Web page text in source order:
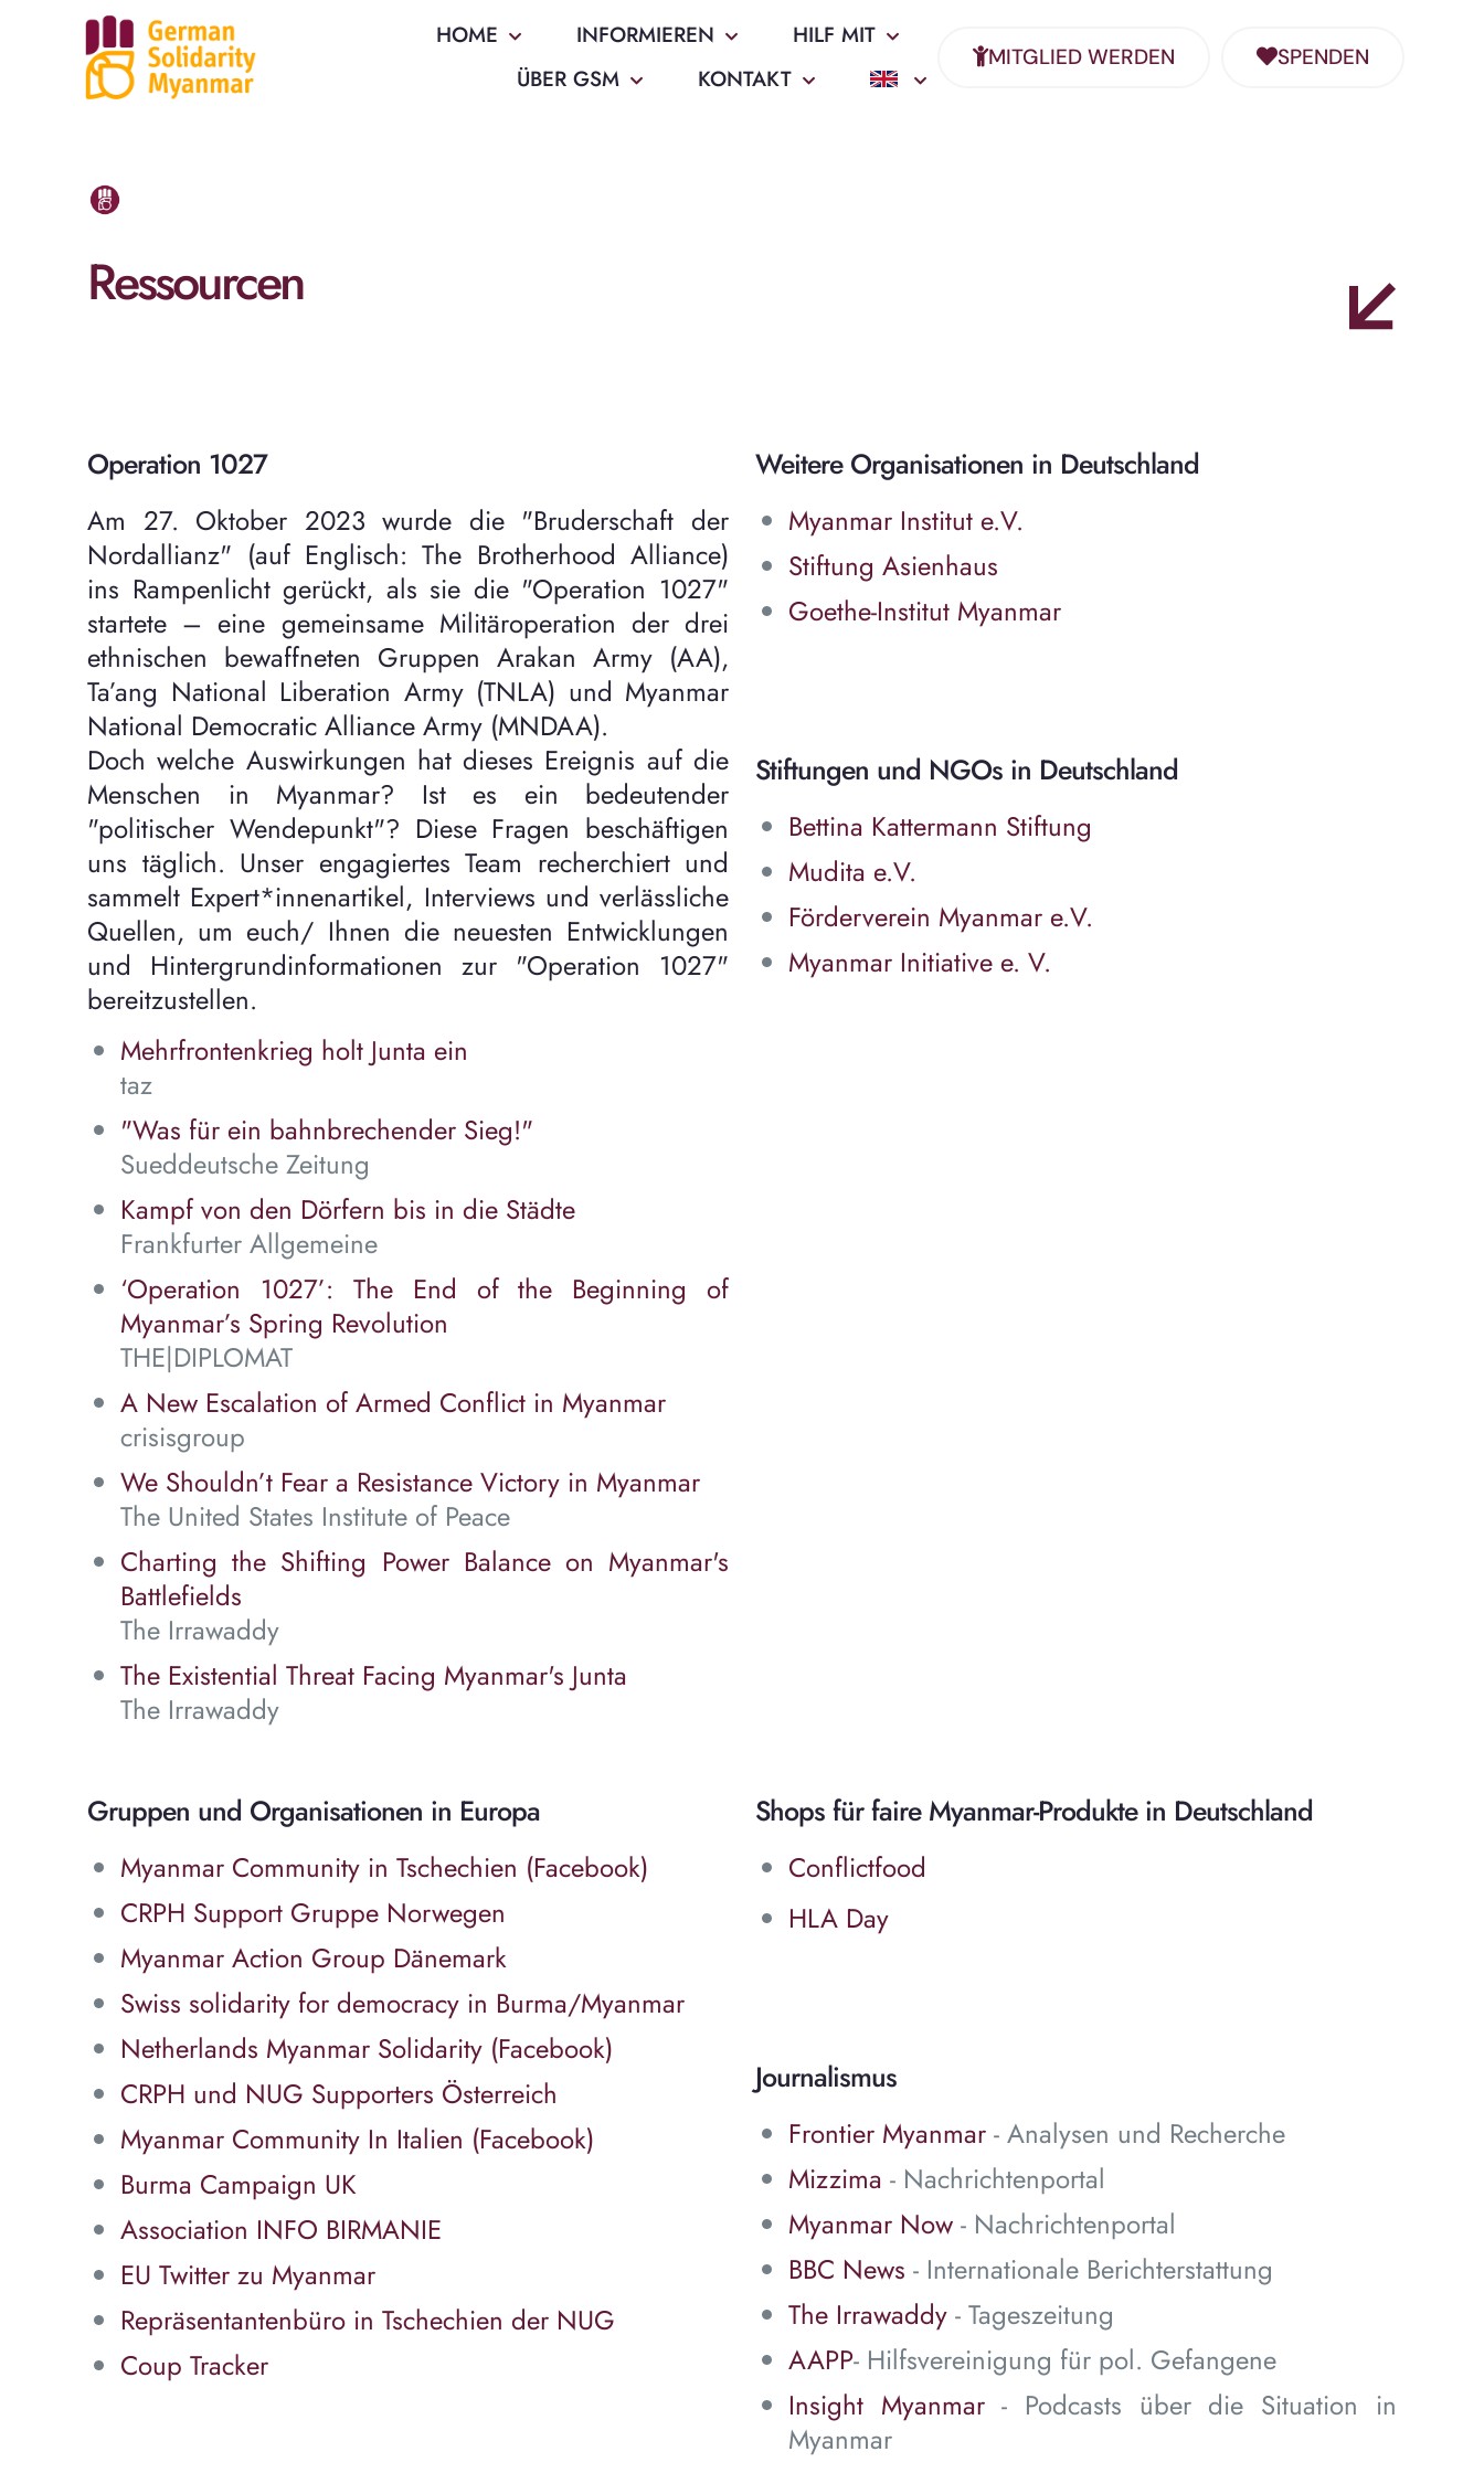
HOME INFORMIEREN
HILF MIT
ÜBER GSM
KONTAKT
MITGLIED WERDEN SPENDEN
Ressourcen
Operation 1027
Am 27. Oktober 2023 wurde die "Bruderschaft der
Nordallianz" (auf Englisch: The Brotherhood Alliance)
ins Rampenlicht gerückt, als sie die "Operation 1027"
startete – eine gemeinsame Militäroperation der drei
ethnischen bewaffneten Gruppen Arakan Army (AA),
Ta’ang National Liberation Army (TNLA) und Myanmar
National Democratic Alliance Army (MNDAA).
Doch welche Auswirkungen hat dieses Ereignis auf die
Menschen in Myanmar? Ist es ein bedeutender
"politischer Wendepunkt"? Diese Fragen beschäftigen
uns täglich. Unser engagiertes Team recherchiert und
sammelt Expert*innenartikel, Interviews und verlässliche
Quellen, um euch/ Ihnen die neuesten Entwicklungen
und Hintergrundinformationen zur "Operation 1027"
bereitzustellen.
Mehrfrontenkrieg holt Junta ein
taz
"Was für ein bahnbrechender Sieg!"
Sueddeutsche Zeitung
Kampf von den Dörfern bis in die Städte
Frankfurter Allgemeine
‘Operation 1027’: The End of the Beginning of
Myanmar’s Spring Revolution
THE|DIPLOMAT
A New Escalation of Armed Conflict in Myanmar
crisisgroup
We Shouldn’t Fear a Resistance Victory in Myanmar
The United States Institute of Peace
Charting the Shifting Power Balance on Myanmar's
Battlefields
The Irrawaddy
The Existential Threat Facing Myanmar's Junta
The Irrawaddy
Weitere Organisationen in Deutschland
Myanmar Institut e.V.
Stiftung Asienhaus
Goethe-Institut Myanmar
Stiftungen und NGOs in Deutschland
Bettina Kattermann Stiftung
Mudita e.V.
Förderverein Myanmar e.V.
Myanmar Initiative e. V.
Gruppen und Organisationen in Europa
Myanmar Community in Tschechien (Facebook)
CRPH Support Gruppe Norwegen
Myanmar Action Group Dänemark
Swiss solidarity for democracy in Burma/Myanmar
Netherlands Myanmar Solidarity (Facebook)
CRPH und NUG Supporters Österreich
Myanmar Community In Italien (Facebook)
Burma Campaign UK
Association INFO BIRMANIE
EU Twitter zu Myanmar
Repräsentantenbüro in Tschechien der NUG
Coup Tracker
Shops für faire Myanmar-Produkte in Deutschland
Conflictfood
HLA Day
Journalismus
Frontier Myanmar - Analysen und Recherche
Mizzima - Nachrichtenportal
Myanmar Now - Nachrichtenportal
BBC News - Internationale Berichterstattung
The Irrawaddy - Tageszeitung
AAPP- Hilfsvereinigung für pol. Gefangene
Insight Myanmar- Podcasts über die Situation in
Myanmar